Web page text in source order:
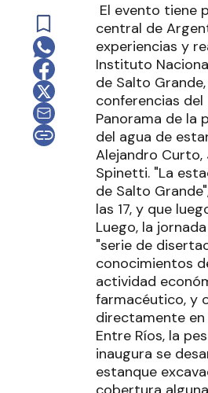
El evento tiene
central de
experiencias y
Instituto
de Salto
conferencias
Panorama de la
del agua de
Alejandro Curto,
Spinetti. "La
de Salto
las 17, y que
Luego, la
"serie de
conocimientos
actividad
farmacéutico, y
directamente
Entre Ríos, la
inaugura se
estanque